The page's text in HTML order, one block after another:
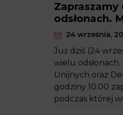
odsłonach.
24 września,
Już dziś (24
wielu
Unijnych oraz
godziny 10.00
podczas której